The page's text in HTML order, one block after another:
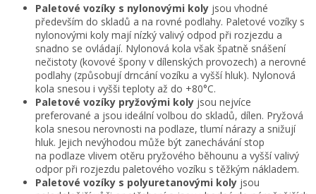
Paletové vozíky s nylonovými koly jsou vhodné
především do skladů a na rovné podlahy. Paletové vozíky s
nylonovými koly mají nízký valivý odpod při rozjezdu a
snadno se ovládají. Nylonová kola však špatně snášení
nečistoty (kovové špony v dílenských provozech) a nerovné
podlahy (způsobují drncání vozíku a vyšší hluk). Nylonová
kola snesou i vyšši teploty až do +80°C.
Paletové vozíky pryžovými koly jsou nejvíce
preferované a jsou ideální volbou do skladů, dílen. Pryžová
kola snesou nerovnosti na podlaze, tlumí nárazy a snižují
hluk. Jejich nevýhodou může být zanechávání stop
na podlaze vlivem otěru pryžového běhounu a vyšší valivý
odpor při rozjezdu paletového vozíku s těžkým nákladem.
Paletové vozíky s polyuretanovými koly jsou